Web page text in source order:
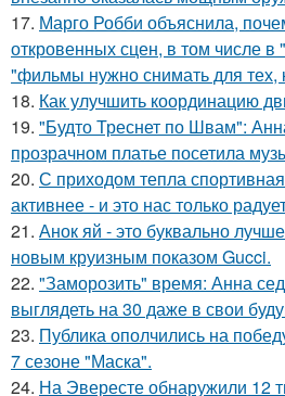
17. Марго Робби объяснила,
откровенных сцен, в том числе в
"фильмы нужно снимать для тех,
18. Как улучшить координацию
19. "Будто Треснет по Швам":
прозрачном платье посетила
20. С приходом тепла
активнее - и это нас только
21. Анок яй - это буквально
новым круизным показом Gucci.
22. "Заморозить" время: Анна
выглядеть на 30 даже в свои
23. Публика ополчились на
7 сезоне "Маска".
24. На Эвересте обнаружили 12